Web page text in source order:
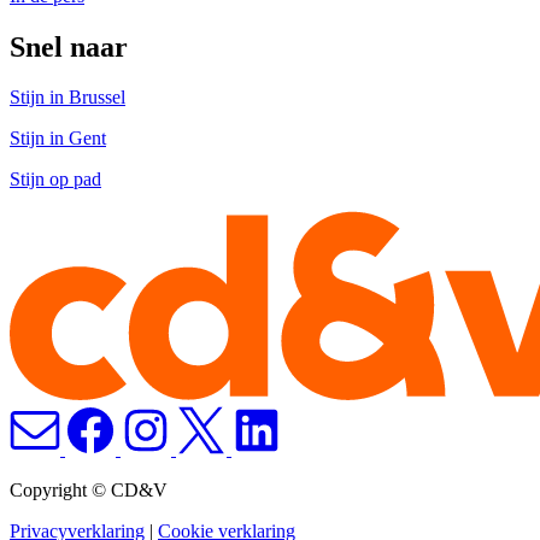
Snel naar
Stijn in Brussel
Stijn in Gent
Stijn op pad
Copyright © CD&V
Privacyverklaring | Cookie verklaring